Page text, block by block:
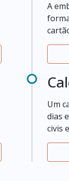
A
Um
dias
civis
pode